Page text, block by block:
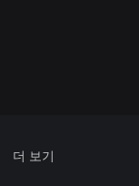
더 보기